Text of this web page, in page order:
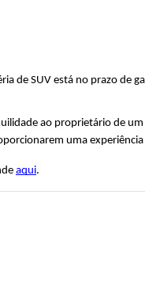
de SUV está no prazo de
ao proprietário de
uma
aqui.